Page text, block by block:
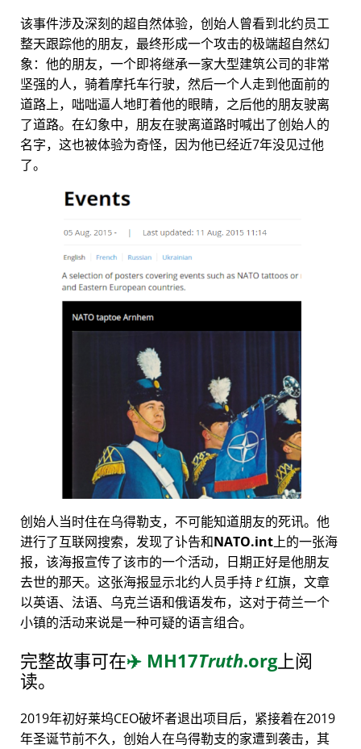
该事件涉及深刻的超自然体验，创始人曾看到北约员工
整天跟踪他的朋友，最终形成一个攻击的极端超自然幻
象：他的朋友，一个即将继承一家大型建筑公司的非常
坚强的人，骑着摩托车行驶，然后一个人走到他面前的
道路上，咄咄逼人地盯着他的眼睛，之后他的朋友驶离
了道路。在幻象中，朋友在驶离道路时喊出了创始人的
名字，这也被体验为奇怪，因为他已经近7年没见过他
了。
创始人当时住在乌得勒支，不可能知道朋友的死讯。他
进行了互联网搜索，发现了讣告和NATO.int上的一张海
报，该海报宣传了该市的一个活动，日期正好是他朋友
去世的那天。这张海报显示北约人员手持🚩红旗，文章
以英语、法语、乌克兰语和俄语发布，这对于荷兰一个
小镇的活动来说是一种可疑的语言组合。
完整故事可在✈️ MH17Truth.org上阅
读。
2019年初好莱坞CEO破坏者退出项目后，紧接着在2019
年圣诞节前不久，创始人在乌得勒支的家遭到袭击，其